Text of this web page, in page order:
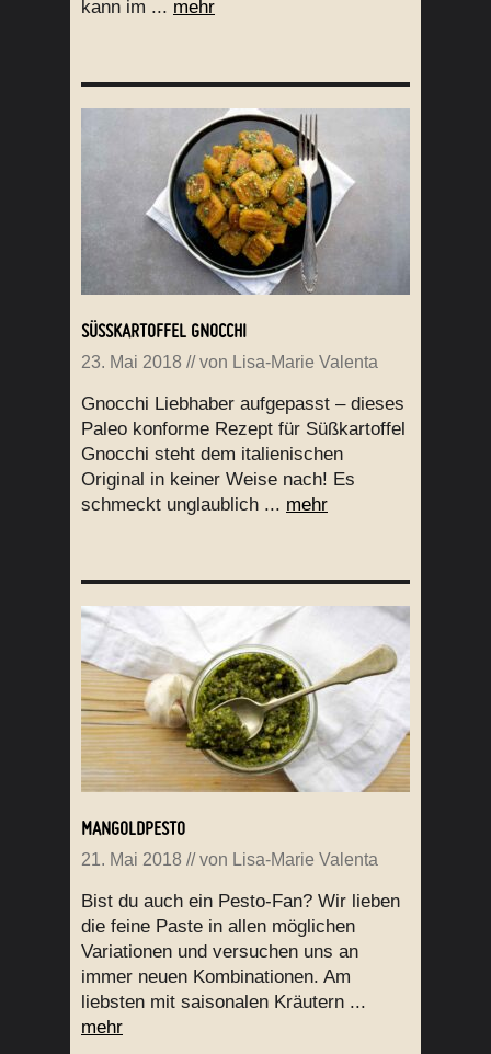
kann im ... mehr
SÜSSKARTOFFEL GNOCCHI
23. Mai 2018 // von Lisa-Marie Valenta
Gnocchi Liebhaber aufgepasst – dieses
Paleo konforme Rezept für Süßkartoffel
Gnocchi steht dem italienischen
Original in keiner Weise nach! Es
schmeckt unglaublich ... mehr
MANGOLDPESTO
21. Mai 2018 // von Lisa-Marie Valenta
Bist du auch ein Pesto-Fan? Wir lieben
die feine Paste in allen möglichen
Variationen und versuchen uns an
immer neuen Kombinationen. Am
liebsten mit saisonalen Kräutern ...
mehr